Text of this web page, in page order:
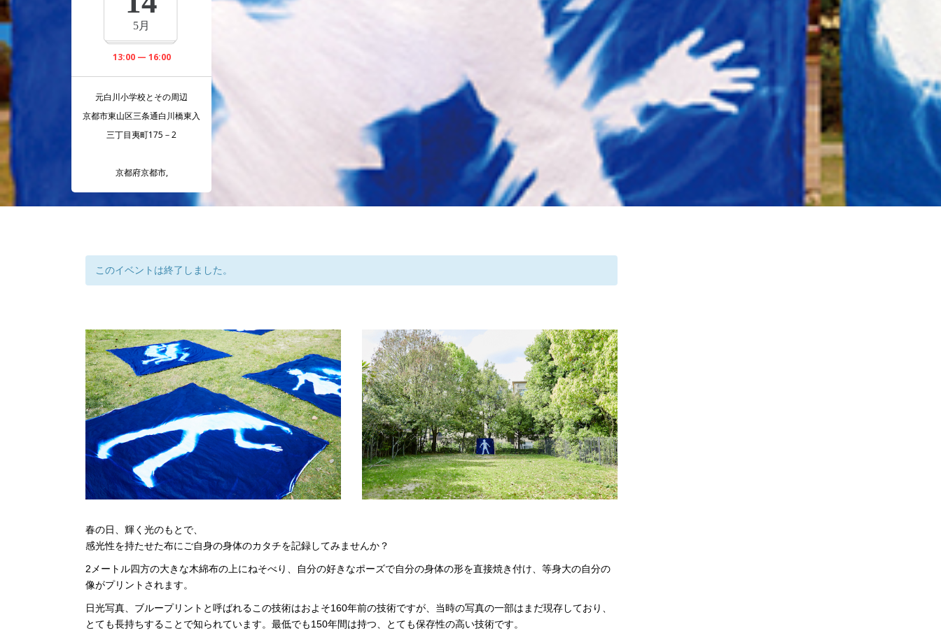
5月
13:00 — 16:00
元白川小学校とその周辺
京都市東山区三条通白川橋東入
三丁目夷町175－2
京都府京都市,
このイベントは終了しました。
春の日、輝く光のもとで、
感光性を持たせた布にご自身の身体のカタチを記録してみませんか？
2メートル四方の大きな木綿布の上にねそべり、自分の好きなポーズで自分の身体の形を直接焼き付け、等身大の自分の
像がプリントされます。
日光写真、ブループリントと呼ばれるこの技術はおよそ160年前の技術ですが、当時の写真の一部はまだ現存しており、
とても長持ちすることで知られています。最低でも150年間は持つ、とても保存性の高い技術です。